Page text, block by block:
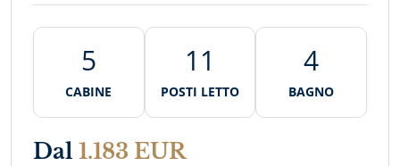
5
CABINE
11
POSTI LETTO
4
BAGNO
Dal 1.183 EUR